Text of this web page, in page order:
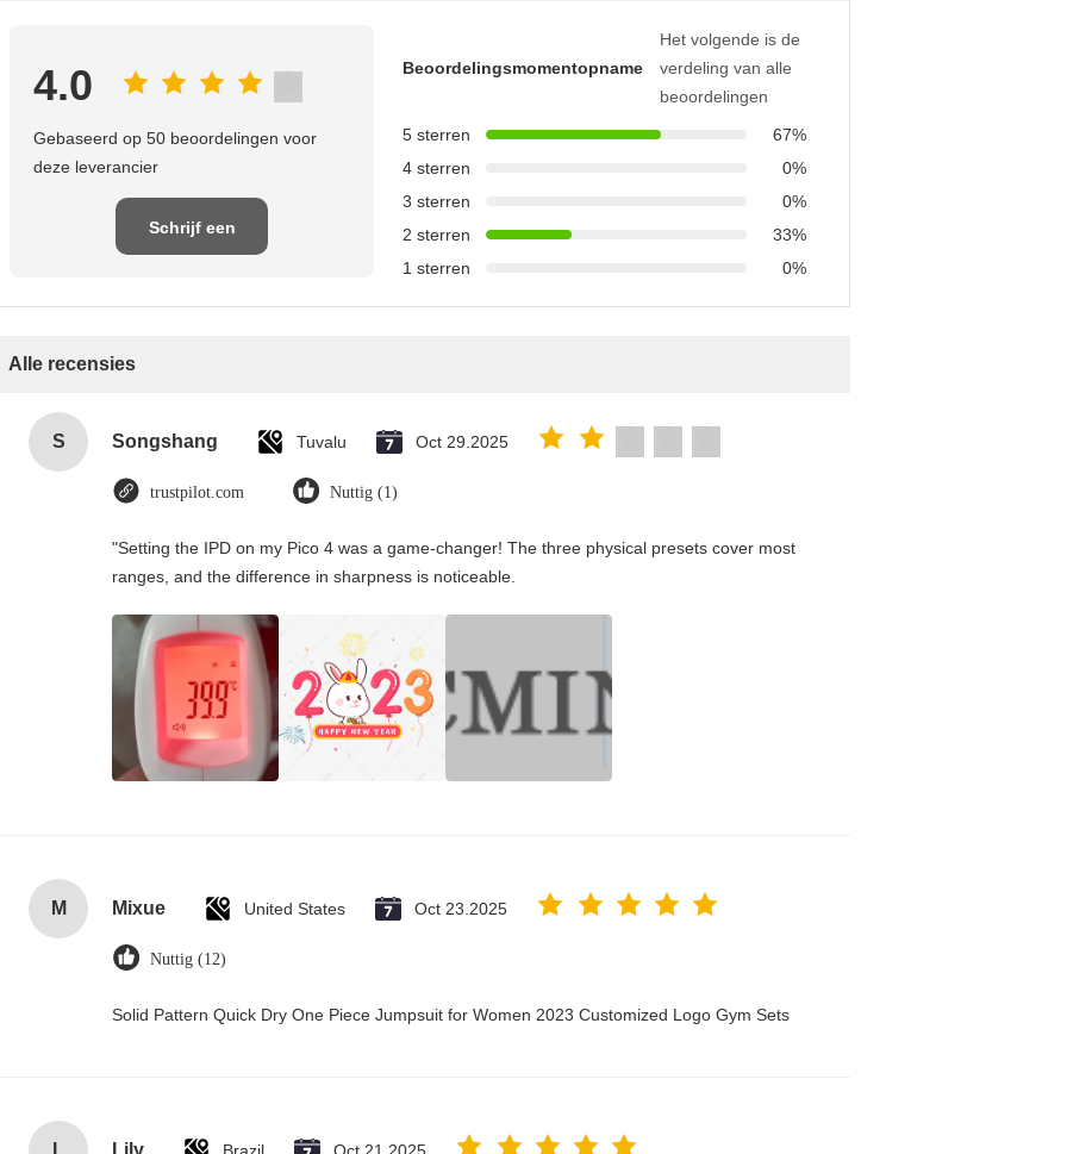
4.0
Gebaseerd op 50 beoordelingen voor
deze leverancier
Schrijf een
Beoordelingsmomentopname
Het volgende is de
verdeling van alle
beoordelingen
5 sterren
67%
4 sterren
0%
3 sterren
0%
2 sterren
33%
1 sterren
0%
Alle recensies
S Songshang Tuvalu Oct 29.2025
trustpilot.com Nuttig (1)
"Setting the IPD on my Pico 4 was a game-changer! The three physical presets cover most
ranges, and the difference in sharpness is noticeable.
M Mixue United States Oct 23.2025
Nuttig (12)
Solid Pattern Quick Dry One Piece Jumpsuit for Women 2023 Customized Logo Gym Sets
Lily Brazil Oct 21.2025